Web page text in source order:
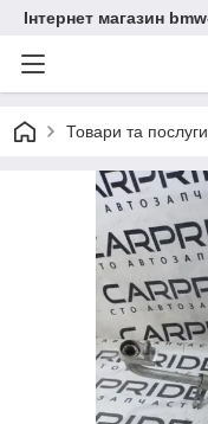
Інтернет магазин
Товари та послуги